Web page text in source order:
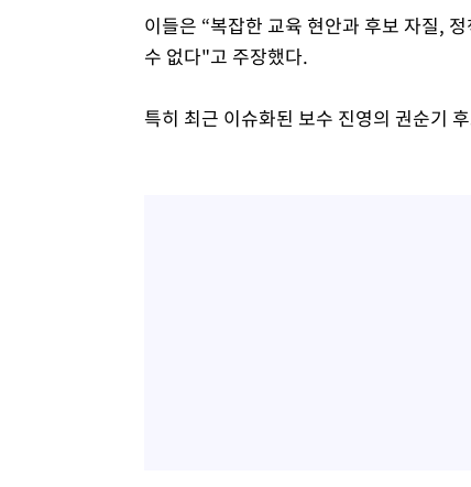
이들은 “복잡한 교육 현안과 후보 자질,
수 없다"고 주장했다.
특히 최근 이슈화된 보수 진영의 권순기